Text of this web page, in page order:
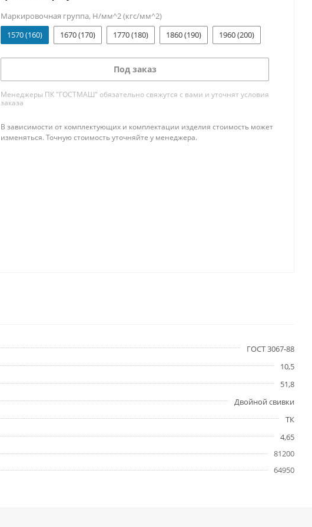
Маркировочная группа, Н/мм^2 (кгс/мм^2)
1570 (160)
1670 (170) 1770 (180) 1860 (190) 1960 (200)
Под заказ
Менеджеры ПК "ГОСТМАШ" обязательно свяжутся с вами и уточнят условия
заказа
В зависимости от комплектующих и комплектации изделия стоимость может
изменяться. Точную стоимость уточняйте у менеджера.
ГОСТ 3067-88
10,5
51,8
Двойной свивки
ТК
4,65
81200
64950